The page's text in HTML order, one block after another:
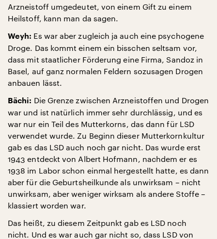
Arzneistoff umgedeutet, von einem Gift zu einem
Heilstoff, kann man da sagen.
Weyh: Es war aber zugleich ja auch eine psychogene
Droge. Das kommt einem ein bisschen seltsam vor,
dass mit staatlicher Förderung eine Firma, Sandoz in
Basel, auf ganz normalen Feldern sozusagen Drogen
anbauen lässt.
Bächi: Die Grenze zwischen Arzneistoffen und Drogen
war und ist natürlich immer sehr durchlässig, und es
war nur ein Teil des Mutterkorns, das dann für LSD
verwendet wurde. Zu Beginn dieser Mutterkornkultur
gab es das LSD auch noch gar nicht. Das wurde erst
1943 entdeckt von Albert Hofmann, nachdem er es
1938 im Labor schon einmal hergestellt hatte, es dann
aber für die Geburtsheilkunde als unwirksam – nicht
unwirksam, aber weniger wirksam als andere Stoffe –
klassiert worden war.
Das heißt, zu diesem Zeitpunkt gab es LSD noch
nicht. Und es war auch gar nicht so, dass LSD von